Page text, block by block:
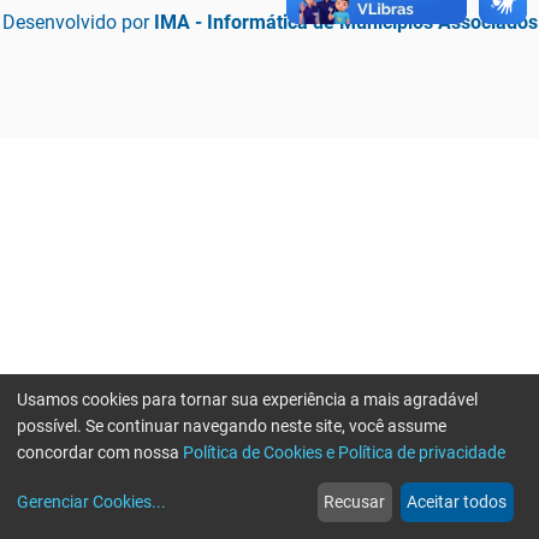
Desenvolvido por IMA - Informática de Municípios Associados
web
Notícias
more_horiz
Mais
Usamos cookies para tornar sua experiência a mais agradável
possível. Se continuar navegando neste site, você assume
concordar com nossa Política de Cookies e Política de privacidade
Gerenciar Cookies... Recusar Aceitar todos
Erro ao enviar informações, por favor tente novamente